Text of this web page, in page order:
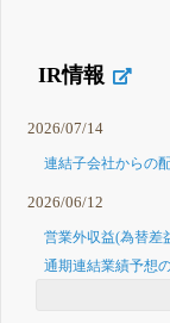
IR情報
2026/07/14
連結子会社からの
2026/06/12
営業外収益(為替差
通期連結業績予想